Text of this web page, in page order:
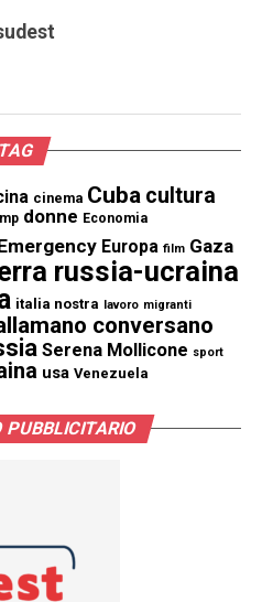
TAG
cinema Cuba cultura
donne Economia
Europa film Gaza
russia-ucraina
italia nostra lavoro migranti
conversano
Serena Mollicone sport
usa Venezuela
PUBBLICITARIO